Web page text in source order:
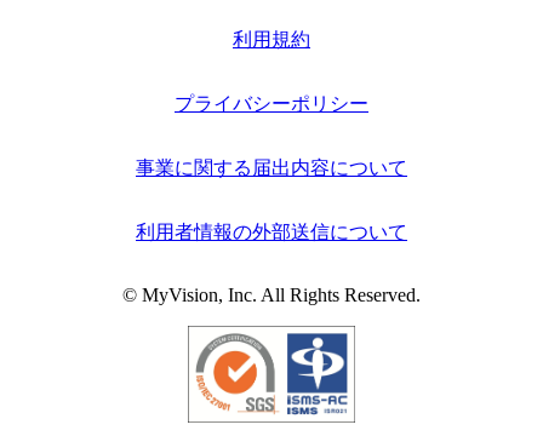
利用規約
プライバシーポリシー
事業に関する届出内容について
利用者情報の外部送信について
© MyVision, Inc. All Rights Reserved.